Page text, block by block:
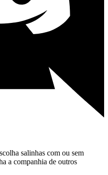
salinhas com ou sem
a companhia de outros